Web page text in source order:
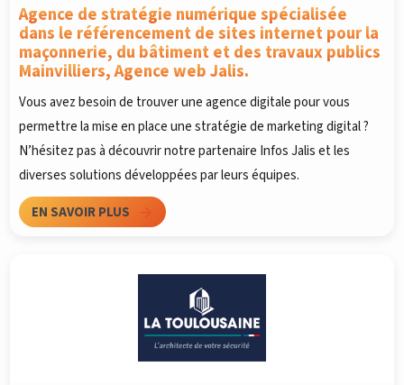
Agence de stratégie numérique spécialisée
dans le référencement de sites internet pour la
maçonnerie, du bâtiment et des travaux publics
Mainvilliers, Agence web Jalis.
Vous avez besoin de trouver une agence digitale pour vous
permettre la mise en place une stratégie de marketing digital ?
N’hésitez pas à découvrir notre partenaire Infos Jalis et les
diverses solutions développées par leurs équipes.
EN SAVOIR PLUS